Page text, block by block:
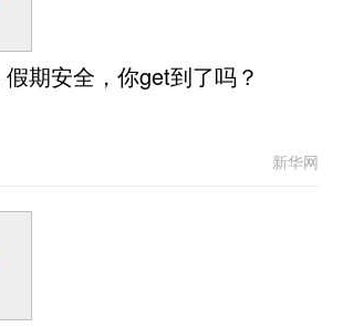
期安全，你get到了吗？
新华网